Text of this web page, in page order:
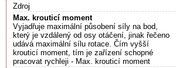
Zdroj
Max. krouticí moment
Vyjadřuje maximální působení síly na bod,
který je vzdálený od osy otáčení, jinak řečeno
udává maximální sílu rotace. Čím vyšší
krouticí moment, tím je zařízení schopné
pracovat rychleji - Max. krouticí moment